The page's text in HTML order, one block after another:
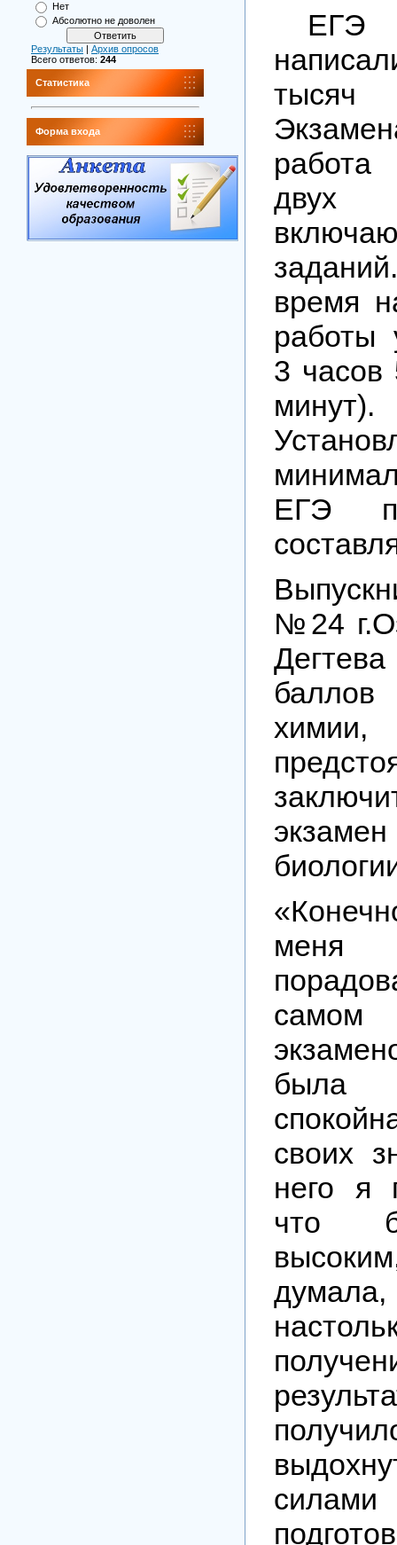
Нет
Абсолютно не доволен
Результаты
Архив опросов
Всего ответов: 244
Статистика
Форма входа
ЕГЭ
тысяч
работа
время
работы
3 часов
минут).
ЕГЭ
№24
химии,
меня
самом
была
своих
него я
что
силами